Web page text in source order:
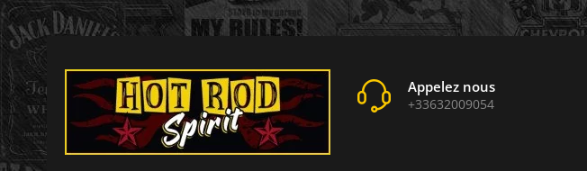
Appelez nous
+33632009054